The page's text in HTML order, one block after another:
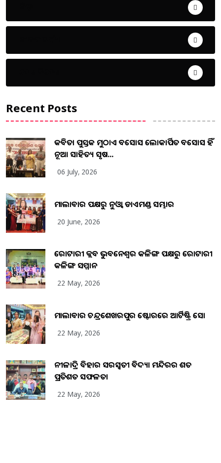
Recent Posts
କବିତା ପୁସ୍ତକ ମୁଠାଏ ଅବସୋସ ଲୋକାର୍ପିତ ଅବସୋସ ହିଁ
ନୂଆ ସାହିତ୍ୟ ସୃଷ...
06 July, 2026
ମାଲାବାର ପକ୍ଷରୁ ନୁଓ୍ବା ଡାଏମଣ୍ଡ ସମ୍ଭାର
20 June, 2026
ରୋଟାରୀ କ୍ଲବ ଭୁବନେଶ୍ୱର କଳିଙ୍ଗ ପକ୍ଷରୁ ରୋଟାରୀ
କଳିଙ୍ଗ ସମ୍ମାନ
22 May, 2026
ମାଲାବାର ଚନ୍ଦ୍ରଶେଖରପୁର ଷ୍ଟୋରରେ ଆର୍ଟିଷ୍ଟ୍ରି ସୋ
22 May, 2026
ନୀଳାଦ୍ରି ବିହାର ସରସ୍ୱତୀ ବିଦ୍ୟା ମନ୍ଦିରର ଶତ
ପ୍ରତିଶତ ସଫଳତା
22 May, 2026